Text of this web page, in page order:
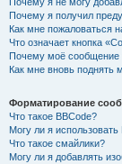
Почему я получил
Как мне пожаловаться
Что означает кнопка
Почему моё сообщение
Как мне вновь поднять
Форматирование
Что такое BBCode?
Могу ли я использовать
Что такое смайлики?
Могу ли я добавлять